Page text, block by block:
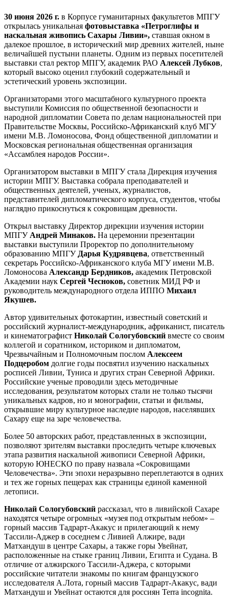
30 июня 2026 г. в Корпусе гуманитарных факультетов МПГУ
открылась уникальная фотовыставка «Петроглифы и
наскальная живопись Сахары Ливии», ставшая окном в
далекое прошлое, в исторический мир древних жителей, ныне
величайшей пустыни планеты. Одним из первых посетителей
выставки стал ректор МПГУ, академик РАО Алексей Лубков,
который высоко оценил глубокий содержательный и
эстетический уровень экспозиции.
Организаторами этого масштабного культурного проекта
выступили Комиссия по общественной безопасности и
народной дипломатии Совета по делам национальностей при
Правительстве Москвы, Российско-Африканский клуб МГУ
имени М.В. Ломоносова, Фонд общественной дипломатии и
Московская региональная общественная организация
«Ассамблея народов России».
Организатором выставки в МПГУ стала Дирекция изучения
истории МПГУ. Выставка собрала преподавателей и
общественных деятелей, ученых, журналистов,
представителей дипломатического корпуса, студентов, чтобы
наглядно прикоснуться к сокровищам древности.
Открыл выставку Директор дирекции изучения истории
МПГУ Андрей Минаков. На церемонии презентации
выставки выступили Проректор по дополнительному
образованию МПГУ Дарья Кудрявцева, ответственный
секретарь Российско-Африканского клуба МГУ имени М.В.
Ломоносова Александр Бердников, академик Петровской
Академии наук Сергей Чесноков, советник МИД РФ и
руководитель международного отдела ИППО Михаил
Якушев.
Автор удивительных фотокартин, известный советский и
российский журналист-международник, африканист, писатель
и кинематографист Николай Сологубовский вместе со своим
коллегой и соратником, историком и дипломатом,
Чрезвычайным и Полномочным послом Алексеем
Подцеробом долгие годы посвятил изучению наскальных
росписей Ливии, Туниса и других стран Северной Африки.
Российские ученые проводили здесь методичные
исследования, результатом которых стали не только тысячи
уникальных кадров, но и монографии, статьи и фильмы,
открывшие миру культурное наследие народов, населявших
Сахару еще на заре человечества.
Более 50 авторских работ, представленных в экспозиции,
позволяют зрителям выставки проследить четыре ключевых
этапа развития наскальной живописи Северной Африки,
которую ЮНЕСКО по праву назвала «Сокровищами
Человечества». Эти эпохи неразрывно переплетаются в одних
и тех же горных пещерах как страницы единой каменной
летописи.
Николай Сологубовский рассказал, что в ливийской Сахаре
находятся четыре огромных «музея под открытым небом» –
горный массив Тадрарт-Акакус и прилегающий к нему
Тассили-Аджер в соседнем с Ливией Алжире, вади
Матхандуш в центре Сахары, а также горы Увейнат,
расположенные на стыке границ Ливии, Египта и Судана. В
отличие от алжирского Тассили-Аджера, с которыми
российские читатели знакомы по книгам французского
исследователя А.Лота, горный массив Тадрарт-Акакус, вади
Матхандуш и Увейнат остаются для россиян Terra incognita.